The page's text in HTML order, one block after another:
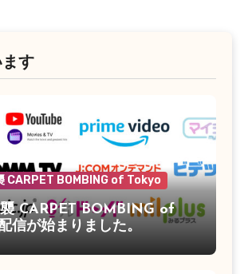
す
CARPET BOMBING of Tokyo
CARPET BOMBING of
信が始まりました。